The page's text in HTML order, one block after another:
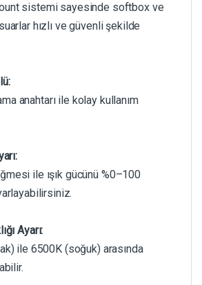
sistemi sayesinde softbox ve
hızlı ve güvenli şekilde
anahtarı ile kolay kullanım
ile ışık gücünü %0–100
Ayarı:
ile 6500K (soğuk) arasında